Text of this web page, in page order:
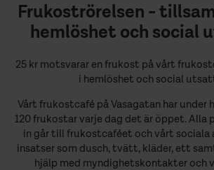
Frukoströrelsen -
hemlöshet och social
25 kr motsvarar en frukost på vårt
i hemlöshet och social
Vårt frukostcafé på Vasagatan har under
120 frukostar varje dag det är öppet. Alla
in går till frukostcaféet och vårt sociala
insatser som dusch, tvätt, kläder, ett
hjälp med myndighetskontakter och